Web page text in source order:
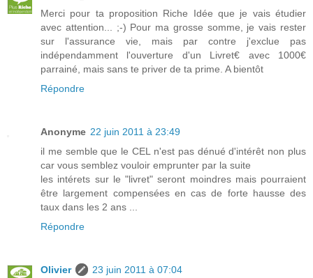
Merci pour ta proposition Riche Idée que je vais étudier
avec attention... ;-) Pour ma grosse somme, je vais rester
sur l'assurance vie, mais par contre j'exclue pas
indépendamment l'ouverture d'un Livret€ avec 1000€
parrainé, mais sans te priver de ta prime. A bientôt
Répondre
Anonyme 22 juin 2011 à 23:49
il me semble que le CEL n'est pas dénué d'intérêt non plus
car vous semblez vouloir emprunter par la suite
les intérets sur le "livret" seront moindres mais pourraient
être largement compensées en cas de forte hausse des
taux dans les 2 ans ...
Répondre
Olivier
23 juin 2011 à 07:04